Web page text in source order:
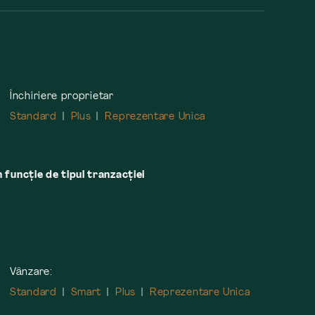
Închiriere proprietar
Standard
Plus Reprezentare Unica
funcție de tipul tranzacției
Vânzare:
Standard
Smart Plus Reprezentare Unica